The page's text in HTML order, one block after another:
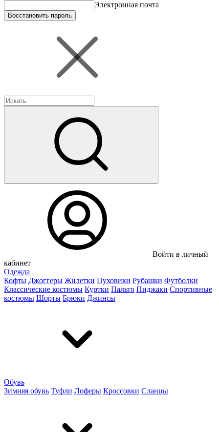
Электронная почта
Восстановить пароль
Войти в личный
кабинет
Одежда
Кофты Джоггеры Жилетки Пуховики Рубашки Футболки
Классические костюмы Куртки Пальто Пиджаки Спортивные
костюмы Шорты Брюки Джинсы
Обувь
Зимняя обувь Туфли Лоферы Кроссовки Сланцы